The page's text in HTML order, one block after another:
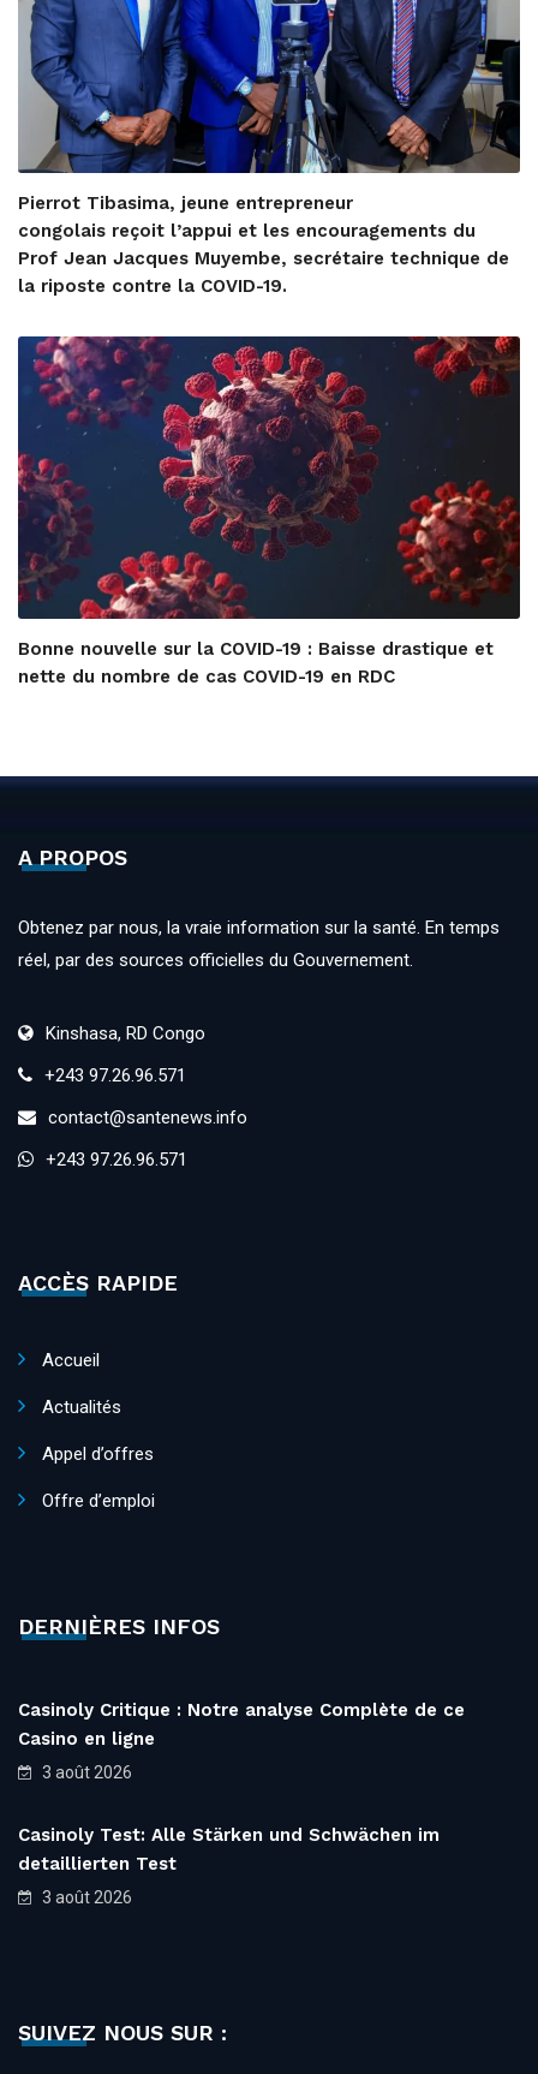
Pierrot Tibasima, jeune entrepreneur
congolais reçoit l’appui et les encouragements du
Prof Jean Jacques Muyembe, secrétaire technique de
la riposte contre la COVID-19.
Bonne nouvelle sur la COVID-19 : Baisse drastique et
nette du nombre de cas COVID-19 en RDC
A PROPOS
Obtenez par nous, la vraie information sur la santé. En temps
réel, par des sources officielles du Gouvernement.
Kinshasa, RD Congo
+243 97.26.96.571
contact@santenews.info
+243 97.26.96.571
ACCÈS RAPIDE
Accueil
Actualités
Appel d’offres
Offre d’emploi
DERNIÈRES INFOS
Casinoly Critique : Notre analyse Complète de ce
Casino en ligne
3 août 2026
Casinoly Test: Alle Stärken und Schwächen im
detaillierten Test
3 août 2026
SUIVEZ NOUS SUR :